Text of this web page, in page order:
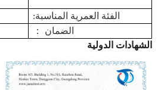
الفئة العمرية المناسبة:
الضمان
：
الشهادات الدولية